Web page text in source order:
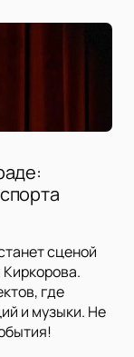
сценой
где
и музыки. Не